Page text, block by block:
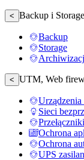
< Backup i Storage
Backup
Storage
< UTM, Web
Sieci
Ochrona
Ochrona
UPS